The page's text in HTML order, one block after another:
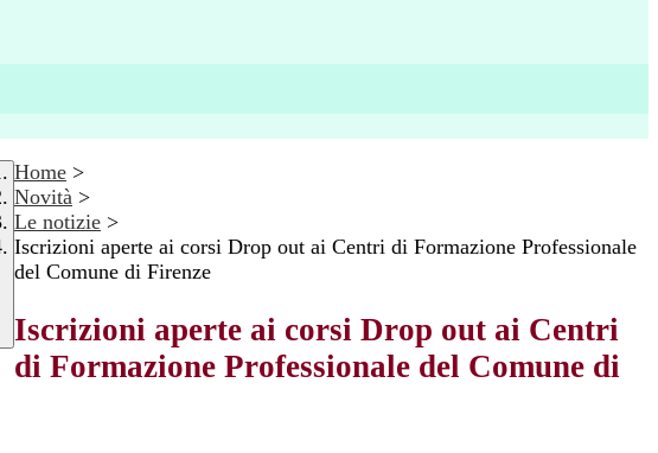
Home >
Novità >
Le notizie >
Iscrizioni aperte ai corsi Drop out ai Centri di Formazione Professionale
del Comune di Firenze
Iscrizioni aperte ai corsi Drop out ai Centri
di Formazione Professionale del Comune di